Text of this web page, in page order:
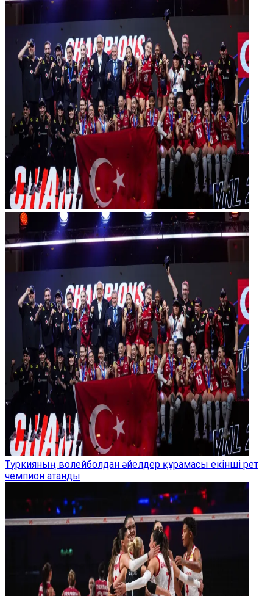
Түркияның волейболдан әйелдер құрамасы екінші рет
чемпион атанды